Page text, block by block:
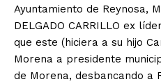
Ayuntamiento de Reynosa,
DELGADO CARRILLO ex
que este (hiciera a su hijo
Morena a presidente
de Morena, desbancando a